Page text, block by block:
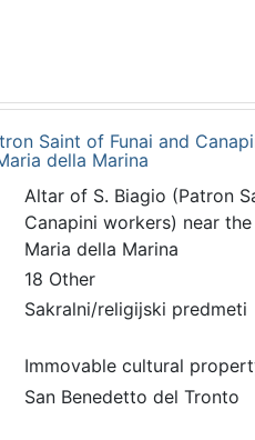
Saint of Funai and
della Marina
Altar of S. Biagio (Patron
Canapini workers) near
Maria della Marina
18 Other
Sakralni/religijski predmeti
Immovable cultural
San Benedetto del Tronto